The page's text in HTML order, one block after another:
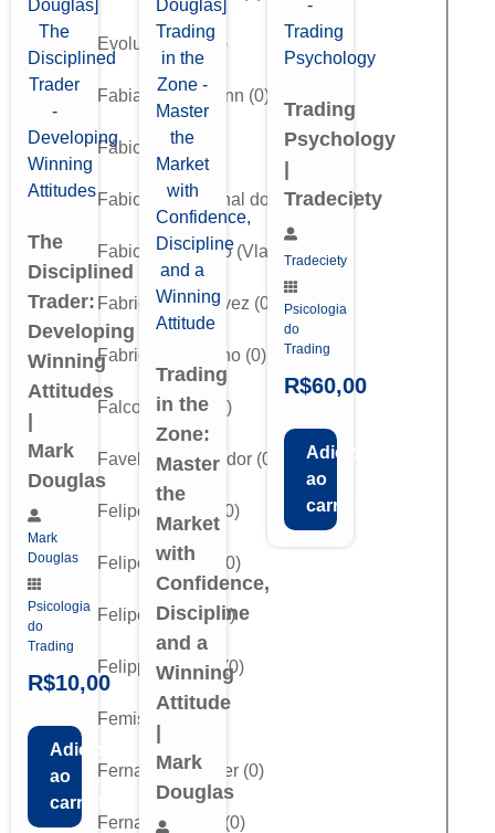
Evolut Trader(0 )
Fabiano Neumann (0)
Fábio Braga
Fabio Faria (Canal do Holder)(0)
Fabio Figueiredo (Vlad)( )
Fabricio Gonçalvez (0
Fabricio Stagliano (0)
Falcon Trader )
Favelado Investidor (0
Felipe Denden 0)
Felipe Miranda 0)
Felipe Schmitt( 0)
Felippe Aranha(0)
Femisapien
Fernandão Trader (0)
Fernando Góes (0)
The
Disciplined
Trader:
Developing
Winning
Attitudes
|
Mark
Douglas
Mark
Douglas
Psicologia
do
Trading
R$10,00
Adicionar
ao
carrinho
Trading
in the
Zone:
Master
the
Market
with
Confidence,
Discipline
and a
Winning
Attitude
|
Mark
Douglas
Trading
Psychology
|
Tradeciety
Tradeciety
Psicologia
do
Trading
R$60,00
Adicionar
ao
carrinho